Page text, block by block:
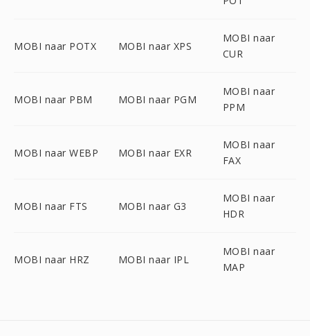
MOBI naar POTX MOBI naar XPS
MOBI naar
CUR
MOBI naar PBM MOBI naar PGM
MOBI naar
PPM
MOBI naar WEBP MOBI naar EXR
MOBI naar
FAX
MOBI naar FTS MOBI naar G3
MOBI naar
HDR
MOBI naar HRZ MOBI naar IPL
MOBI naar
MAP